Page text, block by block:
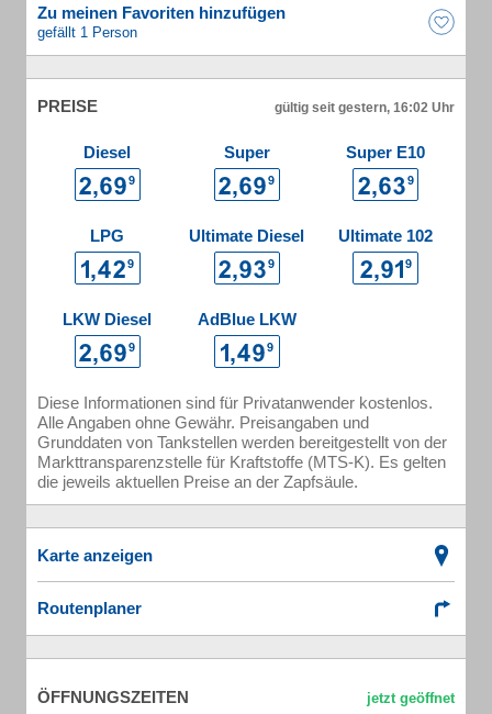
Zu meinen Favoriten hinzufügen
gefällt 1 Person
PREISE gültig seit gestern, 16:02 Uhr
Diesel Super Super E10
LPG Ultimate Diesel Ultimate 102
LKW Diesel AdBlue LKW
Diese Informationen sind für Privatanwender kostenlos.
Alle Angaben ohne Gewähr. Preisangaben und
Grunddaten von Tankstellen werden bereitgestellt von der
Markttransparenzstelle für Kraftstoffe (MTS-K). Es gelten
die jeweils aktuellen Preise an der Zapfsäule.
Karte anzeigen
Routenplaner
ÖFFNUNGSZEITEN